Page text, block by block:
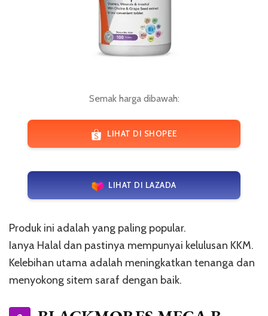
Semak harga dibawah:
LIHAT DI SHOPEE
LIHAT DI LAZADA
Produk ini adalah yang paling popular.
Ianya Halal dan pastinya mempunyai kelulusan KKM.
Kelebihan utama adalah meningkatkan tenanga dan
menyokong sitem saraf dengan baik.